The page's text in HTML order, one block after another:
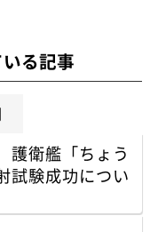
る記事
衛艦「ちょう
試験成功につい